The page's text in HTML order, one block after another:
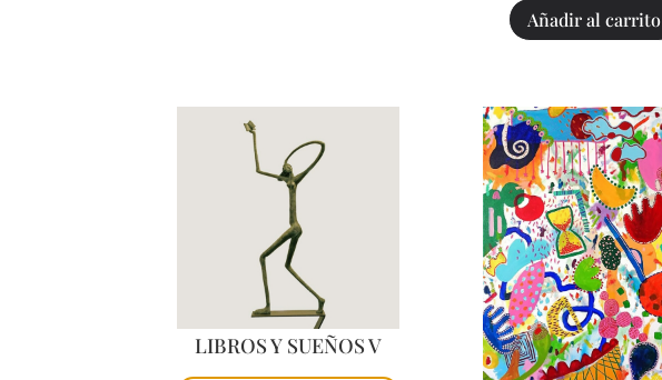
Añadir al carrito
LIBROS Y SUEÑOS V